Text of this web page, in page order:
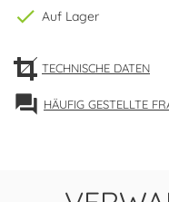
check Auf Lager
TECHNISCHE DATEN
forum HÄUFIG GESTELLTE